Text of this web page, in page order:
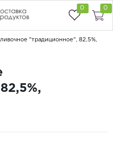
0 0
"традиционное", 82,5%,